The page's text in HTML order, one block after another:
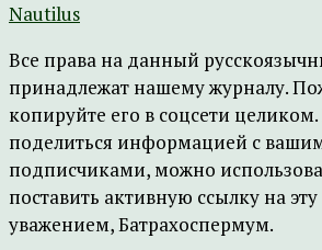
Nautilus
Все права на данный
принадлежат нашему журналу.
копируйте его в соцсети целиком.
поделиться информацией с
подписчиками, можно
поставить активную ссылку на эту
уважением, Батрахоспермум.